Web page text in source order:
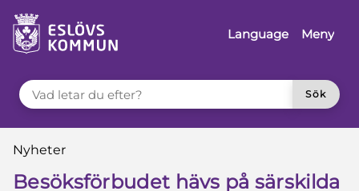
till innehåll
Language
Meny
VAD LETAR DU EFTER?
Sök
Du är här:
Nyheter
Besöksförbudet hävs på särskilda